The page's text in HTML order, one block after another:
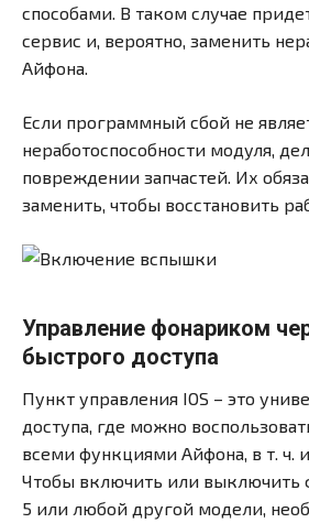
способами. В таком случае
сервис и, вероятно, заменить
Айфона.
Если программный сбой не
неработоспособности модуля,
повреждении запчастей. Их
заменить, чтобы восстановить
Управление фонариком
быстрого доступа
Пункт управления IOS – это
доступа, где можно
всеми функциями Айфона, в т. ч.
Чтобы включить или выключить
5 или любой другой модели,